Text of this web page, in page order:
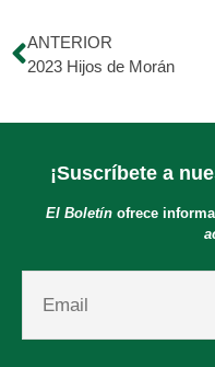
ANTERIOR
2023 Hijos de Morán
¡Suscríbete a
El Boletínofrece